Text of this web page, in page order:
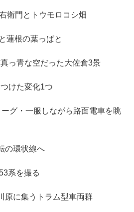
衛門とトウモロコシ畑
蓮根の葉っぱと
っ青な空だった大佐倉3景
けた変化1つ
グ・一服しながら路面電車を眺
の環状線へ
系を撮る
原に集うトラム型車両群